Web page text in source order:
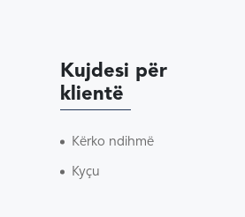
Kujdesi për
klientë
Kërko ndihmë
Kyçu